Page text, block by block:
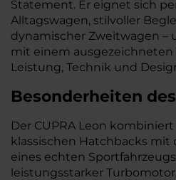
Statement. Er eignet sich
Alltagswagen, stilvoller
dynamischer Zweitwagen –
mit einem ausgezeichneten
Leistung, Technik und
Besonderheiten des
Der CUPRA Leon
klassischen Hatchbacks mit
eines echten
leistungsstarker